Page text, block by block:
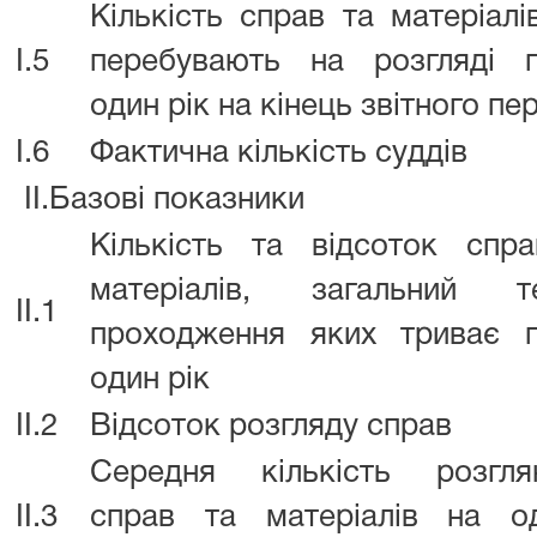
I.5
Кількість справ та
перебувають на розгляді
один рік на кінець звітного
I.6
Фактична кількість суддів
II.Базові показники
II.1
Кількість та відсоток
матеріалів, загальний
проходження яких триває
один рік
II.2
Відсоток розгляду справ
II.3
Середня кількість
справ та матеріалів на